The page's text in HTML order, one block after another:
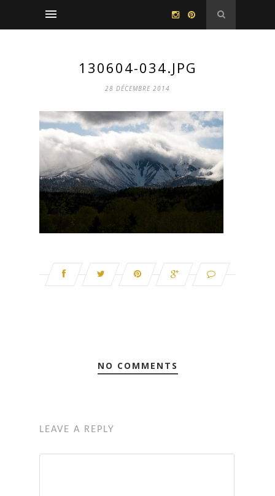
130604-034.JPG
28 DÉCEMBRE 2014
NO COMMENTS
LEAVE A REPLY